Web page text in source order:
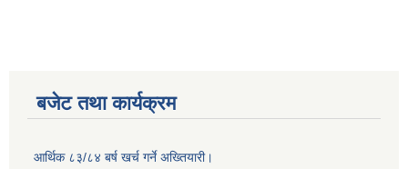
बजेट तथा कार्यक्रम
आर्थिक ८३/८४ बर्ष खर्च गर्ने अख्तियारी।